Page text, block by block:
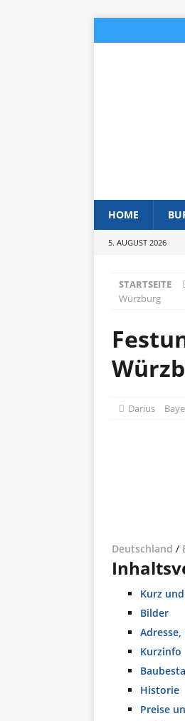
HOME
5. AUGUST 2026
STARTSEITE
Würzburg
Darius
Deutschland /
Kurz
Bilder
Kurzinfo
Historie
Preise